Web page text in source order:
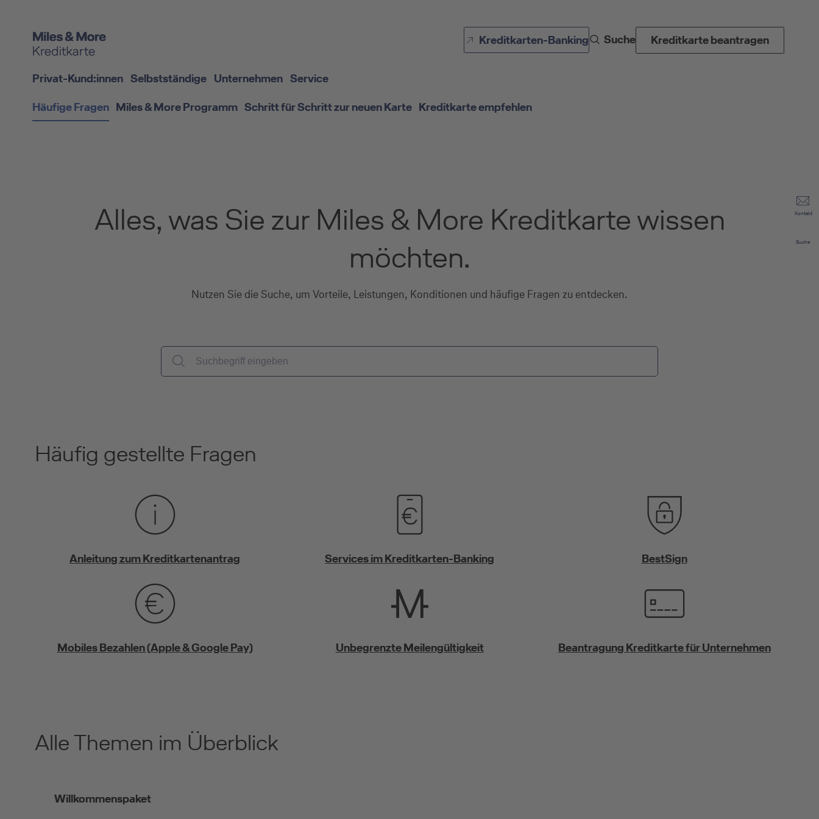
Direkt zur Suche (Enter drücken)
Direkt zum Hauptinhalt (Enter drücken)
Kreditkarten-Banking Suche Kreditkarte beantragen
Kontakt
Suche
Privat-Kund:innen Selbstständige Unternehmen Service
Häufige Fragen Miles & More Programm Schritt für Schritt zur neuen Karte Kreditkarte empfehlen
Alles, was Sie zur Miles & More Kreditkarte wissen
möchten.
Nutzen Sie die Suche, um Vorteile, Leistungen, Konditionen und häufige Fragen zu entdecken.
Häufig gestellte Fragen
Anleitung zum Kreditkartenantrag Services im Kreditkarten-Banking BestSign
Mobiles Bezahlen (Apple & Google Pay) Unbegrenzte Meilengültigkeit Beantragung Kreditkarte für Unternehmen
Alle Themen im Überblick
Willkommenspaket